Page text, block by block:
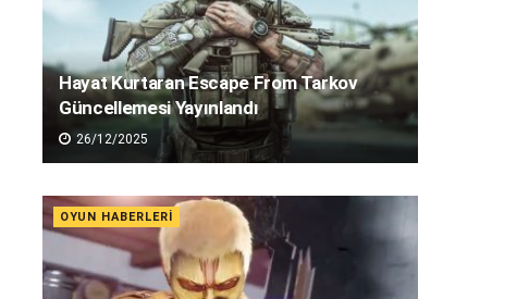
Hayat Kurtaran Escape From Tarkov
Güncellemesi Yayınlandı
26/12/2025
OYUN HABERLERI